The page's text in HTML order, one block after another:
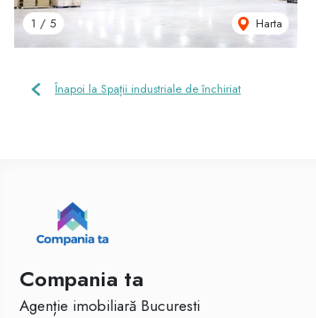
1 / 5 Harta
Înapoi la Spații industriale de închiriat
Compania ta
Agenție imobiliară Bucuresti